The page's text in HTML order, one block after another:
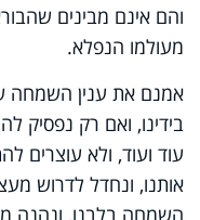
והם אינם מבינים
מעולמו הנפלא.
אמנם את ענין השמחה
בידינו, ואם רק נפסיק
עוד ועוד, ולא עוצרים
אותנו, ונחדל לדרוש
השמחה בלבנו, ונהנה